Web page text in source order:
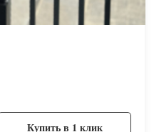
Купить в 1 клик